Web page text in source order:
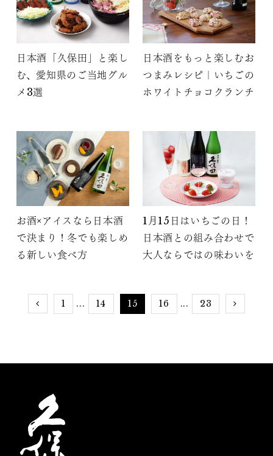
日本酒「久保田」と楽し
む、愛知県のご当地グル
メ3選
日本酒をもっと楽しむお
つまみレシピ｜いちごの
ホワイトチョコクランチ
お酒×アイスなら日本酒
で決まり！冬でも楽しめ
る新しい食べ方
1月15日はいちごの日！
日本酒との組み合わせで
大人ならではの味わいを
1 ... 14 15 16 ... 23